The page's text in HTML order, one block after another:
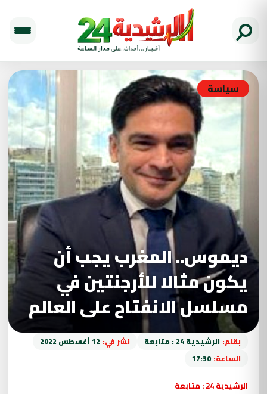
سياسة
ديموس.. المغرب يجب أن
يكون مثالا للأرجنتين في
مسلسل الانفتاح على العالم
بقلم: الرشيدية 24 : متابعة نشر في: 12 أغسطس 2022
الساعة: 17:30
الرشيدية 24 : متابعة